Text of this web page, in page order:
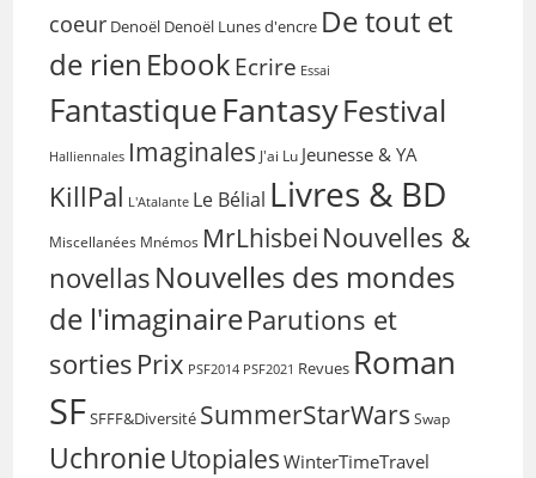
coeur Denoël Denoël Lunes d'encre De tout et
de rien EbookEcrire Essai
FantastiqueFantasyFestival
Halliennales Imaginales J'ai Lu Jeunesse & YA
KillPal L'Atalante Le Bélial Livres & BD
Miscellanées Mnémos MrLhisbei Nouvelles &
novellas Nouvelles des mondes
de l'imaginaireParutions et
sorties Prix PSF2014 PSF2021 Revues Roman
SFSFFF&Diversité SummerStarWars Swap
Uchronie Utopiales WinterTimeTravel